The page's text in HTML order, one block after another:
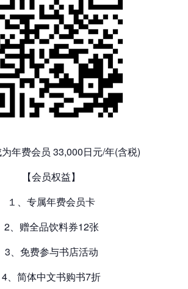
年费会员 33,000日元/年(含税)
【会员权益】
１、专属年费会员卡
2、赠全品饮料券12张
3、免费参与书店活动
4、简体中文书购书7折